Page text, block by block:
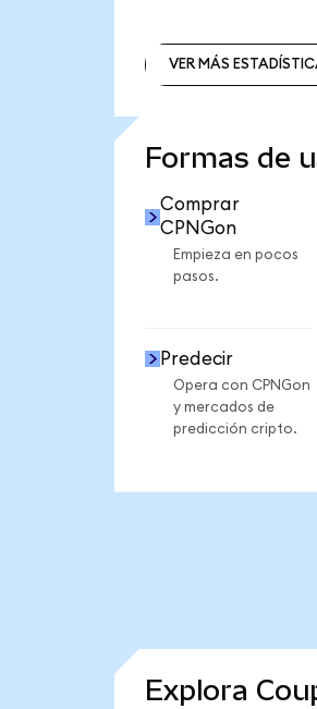
VER MÁS
Formas de
Comprar
CPNGon
Empieza en pocos
pasos.
Predecir
Opera con CPNGon
y mercados de
predicción cripto.
Explora